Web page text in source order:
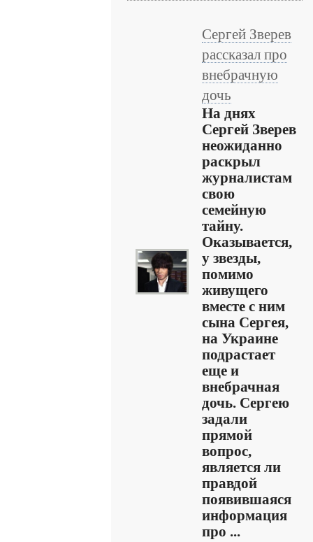
Сергей Зверев
рассказал про
внебрачную
дочь
На днях
Сергей Зверев
неожиданно
раскрыл
журналистам
свою
семейную
тайну.
Оказывается,
у звезды,
помимо
живущего
вместе с ним
сына Сергея,
на Украине
подрастает
еще и
внебрачная
дочь. Сергею
задали
прямой
вопрос,
является ли
правдой
появившаяся
информация
про ...